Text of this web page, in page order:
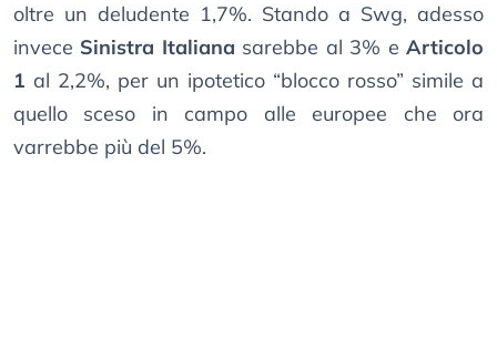
oltre un deludente 1,7%. Stando a Swg, adesso
invece Sinistra Italiana sarebbe al 3% eArticolo
1 al 2,2%, per un ipotetico “blocco rosso” simile a
quello sceso in campo alle europee che ora
varrebbe più del 5%.